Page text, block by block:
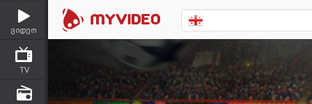
ვიდეო
TV